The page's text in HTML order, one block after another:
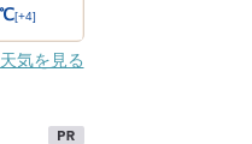
[+4]
気を見る